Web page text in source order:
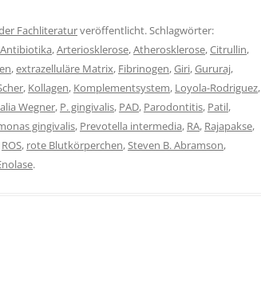
Fachliteraturveröffentlicht. Schlagwörter:
Antibiotika,Arteriosklerose,Atherosklerose,Citrullin,
,extrazelluläre Matrix, Fibrinogen,Giri,Gururaj,
, Kollagen, Komplementsystem, Loyola-Rodriguez,
Wegner, P. gingivalis, PAD, Parodontitis, Patil,
gingivalis, Prevotella intermedia, RA, Rajapakse,
ROS, rote Blutkörperchen,Steven B. Abramson,
.